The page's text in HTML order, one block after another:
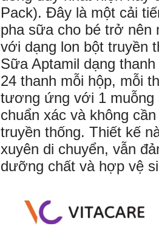
Pack). Đây là một cải
pha sữa cho bé trở nên
với dạng lon bột truyền
Sữa Aptamil dạng
24 thanh mỗi hộp, mỗi
tương ứng với 1 muỗng
chuẩn xác và không
truyền thống. Thiết kế
xuyên di chuyển, vẫn
dưỡng chất và hợp vệ